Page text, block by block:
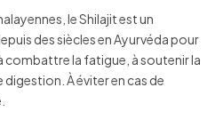
le Shilajit est un
des siècles en Ayurvéda pour
combattre la fatigue, à soutenir la
À éviter en cas de